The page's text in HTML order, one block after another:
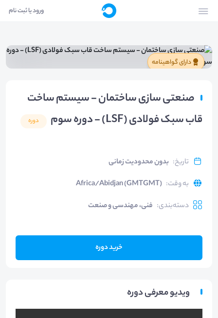
ورود یا ثبت نام
صنعتی سازی ساختمان - سیستم ساخت
قاب سبک فولادی (LSF) - دوره سوم
دوره
تاریخ: بدون محدودیت زمانی
به وقت:
Africa/Abidjan (GMTGMT)
دسته‌بندی: فنی، مهندسی و صنعت
خرید دوره
دارای گواهینامه
ویدیو معرفی دوره